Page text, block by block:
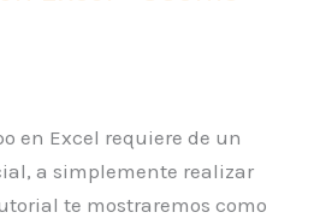
en Excel requiere de un
a simplemente realizar
te mostraremos como